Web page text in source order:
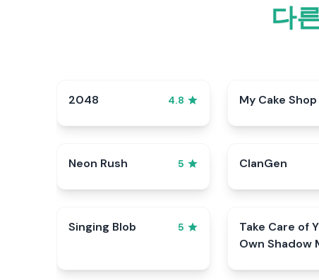
다
2048 4.8 My Cake Shop
Neon Rush 5 ClanGen
Singing Blob 5
Take Care of
Own Shadow